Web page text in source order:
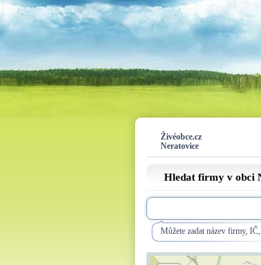
Živéobce.cz
Neratovice
Hledat firmy v obci
Můžete zadat název firmy,